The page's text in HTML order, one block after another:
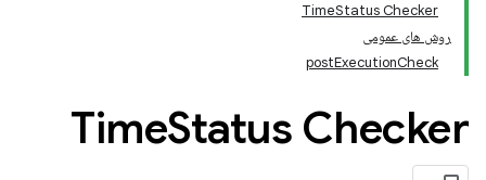
TimeStatus Checker
روش های عمومی
postExecutionCheck
TimeStatus Checker